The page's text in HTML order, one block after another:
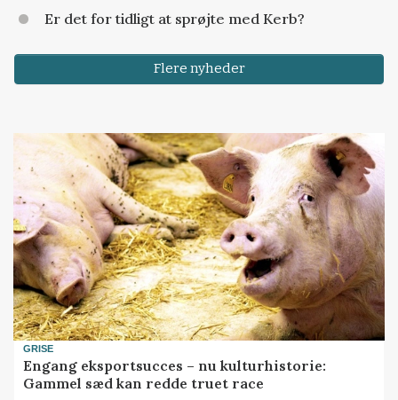
Er det for tidligt at sprøjte med Kerb?
Flere nyheder
GRISE
Engang eksportsucces – nu kulturhistorie:
Gammel sæd kan redde truet race